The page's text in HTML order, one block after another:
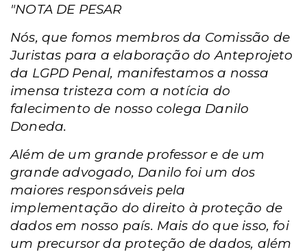
"NOTA DE PESAR
Nós, que fomos membros da Comissão de
Juristas para a elaboração do Anteprojeto
da LGPD Penal, manifestamos a nossa
imensa tristeza com a notícia do
falecimento de nosso colega Danilo
Doneda.
Além de um grande professor e de um
grande advogado, Danilo foi um dos
maiores responsáveis pela
implementação do direito à proteção de
dados em nosso país. Mais do que isso, foi
um precursor da proteção de dados, além